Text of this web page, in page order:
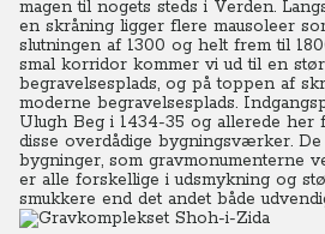
magen til nogets steds i Verden.
en skråning ligger flere mausoleer
slutningen af 1300 og helt frem til
smal korridor kommer vi ud til en
begravelsesplads, og på toppen af
moderne begravelsesplads.
Ulugh Beg i 1434-35 og allerede
disse overdådige bygningsværker.
bygninger, som gravmonumenterne
er alle forskellige i udsmykning og
smukkere end det andet både